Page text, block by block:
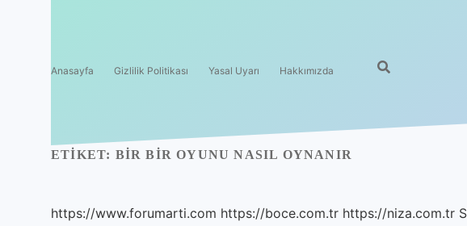
Anasayfa Gizlilik Politikası Yasal Uyarı Hakkımızda
ETIKET: BIR BIR OYUNU NASIL OYNANIR
https://www.forumarti.com https://boce.com.tr https://niza.com.tr